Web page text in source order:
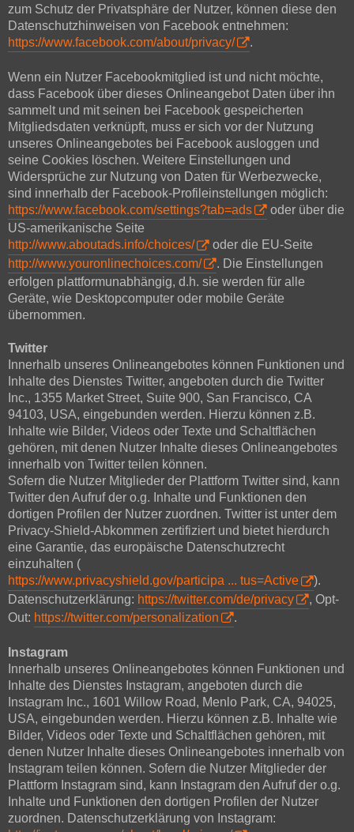
zum Schutz der Privatsphäre der Nutzer, können diese den
Datenschutzhinweisen von Facebook entnehmen:
https://www.facebook.com/about/privacy/
.
Wenn ein Nutzer Facebookmitglied ist und nicht möchte,
dass Facebook über dieses Onlineangebot Daten über ihn
sammelt und mit seinen bei Facebook gespeicherten
Mitgliedsdaten verknüpft, muss er sich vor der Nutzung
unseres Onlineangebotes bei Facebook ausloggen und
seine Cookies löschen. Weitere Einstellungen und
Widersprüche zur Nutzung von Daten für Werbezwecke,
sind innerhalb der Facebook-Profileinstellungen möglich:
https://www.facebook.com/settings?tab=ads
oder über die
US-amerikanische Seite
http://www.aboutads.info/choices/
oder die EU-Seite
http://www.youronlinechoices.com/
. Die Einstellungen
erfolgen plattformunabhängig, d.h. sie werden für alle
Geräte, wie Desktopcomputer oder mobile Geräte
übernommen.
Twitter
Innerhalb unseres Onlineangebotes können Funktionen und
Inhalte des Dienstes Twitter, angeboten durch die Twitter
Inc., 1355 Market Street, Suite 900, San Francisco, CA
94103, USA, eingebunden werden. Hierzu können z.B.
Inhalte wie Bilder, Videos oder Texte und Schaltflächen
gehören, mit denen Nutzer Inhalte dieses Onlineangebotes
innerhalb von Twitter teilen können.
Sofern die Nutzer Mitglieder der Plattform Twitter sind, kann
Twitter den Aufruf der o.g. Inhalte und Funktionen den
dortigen Profilen der Nutzer zuordnen. Twitter ist unter dem
Privacy-Shield-Abkommen zertifiziert und bietet hierdurch
eine Garantie, das europäische Datenschutzrecht
einzuhalten (
https://www.privacyshield.gov/participa ... tus=Active
).
Datenschutzerklärung: https://twitter.com/de/privacy
, Opt-
Out: https://twitter.com/personalization .
Instagram
Innerhalb unseres Onlineangebotes können Funktionen und
Inhalte des Dienstes Instagram, angeboten durch die
Instagram Inc., 1601 Willow Road, Menlo Park, CA, 94025,
USA, eingebunden werden. Hierzu können z.B. Inhalte wie
Bilder, Videos oder Texte und Schaltflächen gehören, mit
denen Nutzer Inhalte dieses Onlineangebotes innerhalb von
Instagram teilen können. Sofern die Nutzer Mitglieder der
Plattform Instagram sind, kann Instagram den Aufruf der o.g.
Inhalte und Funktionen den dortigen Profilen der Nutzer
zuordnen. Datenschutzerklärung von Instagram: